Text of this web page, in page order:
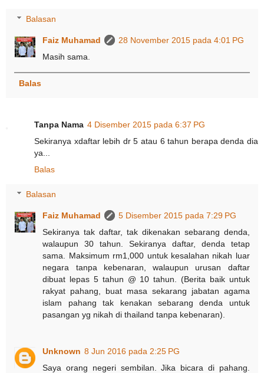
Balasan
Faiz Muhamad
28 November 2015 pada 4:01 PG
Masih sama.
Balas
Tanpa Nama 4 Disember 2015 pada 6:37 PG
Sekiranya xdaftar lebih dr 5 atau 6 tahun berapa denda dia
ya...
Balas
Balasan
Faiz Muhamad
5 Disember 2015 pada 7:29 PG
Sekiranya tak daftar, tak dikenakan sebarang denda,
walaupun 30 tahun. Sekiranya daftar, denda tetap
sama. Maksimum rm1,000 untuk kesalahan nikah luar
negara tanpa kebenaran, walaupun urusan daftar
dibuat lepas 5 tahun @ 10 tahun. (Berita baik untuk
rakyat pahang, buat masa sekarang jabatan agama
islam pahang tak kenakan sebarang denda untuk
pasangan yg nikah di thailand tanpa kebenaran).
Unknown 8 Jun 2016 pada 2:25 PG
Saya orang negeri sembilan. Jika bicara di pahang.